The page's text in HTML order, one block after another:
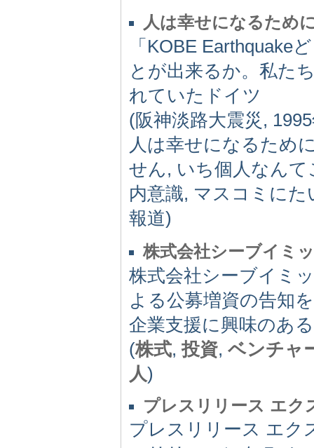
人は幸せになるため
「KOBE Earthquake
とが出来るか。私た
れていたドイツ
(阪神淡路大震災,
人は幸せになるため
せん, いち個人なん
内意識, マスコミに
報道)
株式会社シーブイミ
株式会社シーブイミ
よる公募増資の告知
企業支援に興味のあ
(株式,投資, ベンチャ
人)
プレスリリース エク
プレスリリース エク